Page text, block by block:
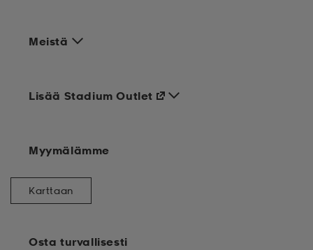
Meistä
Osta turvallisesti
Lisää Stadium Outlet
Myymälämme
Karttaan